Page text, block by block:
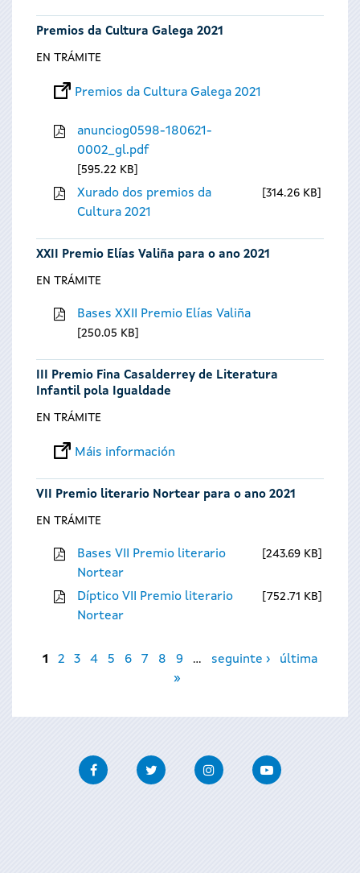
Premios da Cultura Galega 2021
EN TRÁMITE
Premios da Cultura Galega 2021
anunciog0598-180621-
0002_gl.pdf
595.22 KB
Xurado dos premios da
Cultura 2021
314.26 KB
XXII Premio Elías Valiña para o ano 2021
EN TRÁMITE
Bases XXII Premio Elías Valiña
250.05 KB
III Premio Fina Casalderrey de Literatura
Infantil pola Igualdade
EN TRÁMITE
Máis información
VII Premio literario Nortear para o ano 2021
EN TRÁMITE
Bases VII Premio literario
Nortear
243.69 KB
Díptico VII Premio literario
Nortear
752.71 KB
Páxinas
1 2 3 4 5 6 7 8 9 … seguinte ›
última
»
FacebookTwitter InstagramYoutube